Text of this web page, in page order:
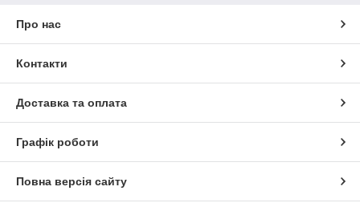
Про нас
Контакти
Доставка та оплата
Графік роботи
Повна версія сайту